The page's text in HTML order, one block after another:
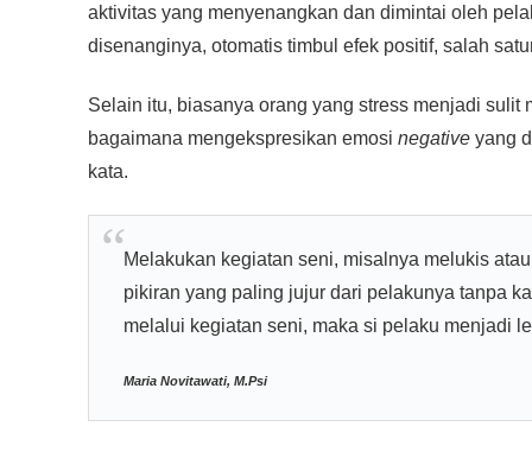
aktivitas yang menyenangkan dan dimintai oleh
disenanginya, otomatis timbul efek positif, salah
Selain itu, biasanya orang yang stress menjadi
bagaimana mengekspresikan emosi negative yang
kata.
Melakukan kegiatan seni, misalnya melukis
pikiran yang paling jujur dari pelakunya tanpa
melalui kegiatan seni, maka si pelaku menjadi
Maria Novitawati, M.Psi